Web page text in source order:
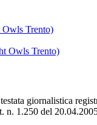
Owls Trento)
Owls Trento)
giornalistica
n. 1.250 del